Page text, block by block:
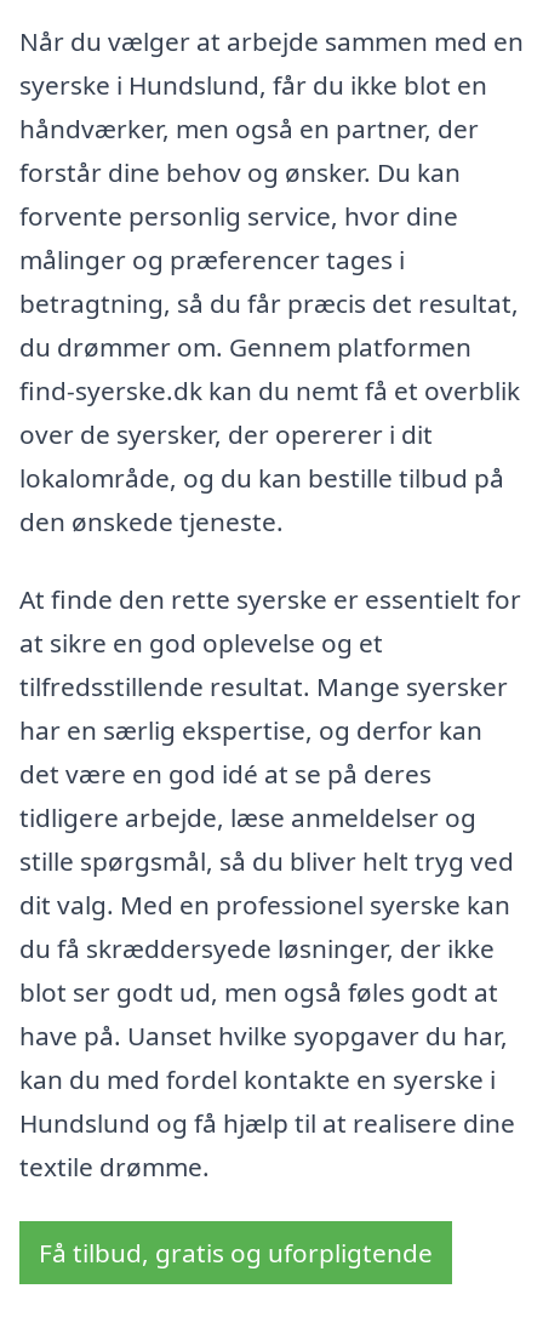
Når du vælger at arbejde sammen med en
syerske i Hundslund, får du ikke blot en
håndværker, men også en partner, der
forstår dine behov og ønsker. Du kan
forvente personlig service, hvor dine
målinger og præferencer tages i
betragtning, så du får præcis det resultat,
du drømmer om. Gennem platformen
find-syerske.dk kan du nemt få et overblik
over de syersker, der opererer i dit
lokalområde, og du kan bestille tilbud på
den ønskede tjeneste.
At finde den rette syerske er essentielt for
at sikre en god oplevelse og et
tilfredsstillende resultat. Mange syersker
har en særlig ekspertise, og derfor kan
det være en god idé at se på deres
tidligere arbejde, læse anmeldelser og
stille spørgsmål, så du bliver helt tryg ved
dit valg. Med en professionel syerske kan
du få skræddersyede løsninger, der ikke
blot ser godt ud, men også føles godt at
have på. Uanset hvilke syopgaver du har,
kan du med fordel kontakte en syerske i
Hundslund og få hjælp til at realisere dine
textile drømme.
Få tilbud, gratis og uforpligtende